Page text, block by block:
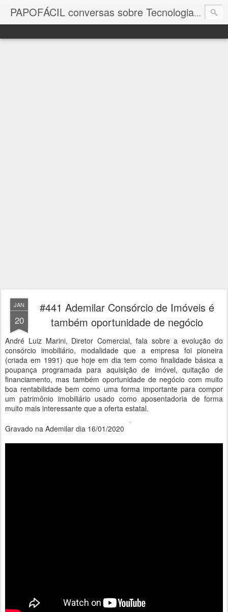
PAPOFÁCIL conversas sobre Tecnologiacom a
JAN
20
#441 Ademilar Consórcio de Imóveis é
também oportunidade de negócio
André Luiz Marini, Diretor Comercial, fala sobre a evolução do
consórcio imobiliário, modalidade que a empresa foi pioneira
(criada em 1991) que hoje em dia tem como finalidade básica a
poupança programada para aquisição de imóvel, quitação de
financiamento, mas também oportunidade de negócio com muito
boa rentabilidade bem como uma forma importante para compor
um patrimônio imobiliário usado como aposentadoria de forma
muito mais interessante que a oferta estatal.
Gravado na Ademilar dia 16/01/2020